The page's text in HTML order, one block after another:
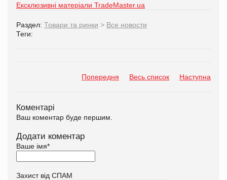
Ексклюзивні матеріали TradeMaster.ua
Раздел: Товари та ринки > Все новости
Теги:
Попередня Весь список Наступна
Коментарі
Ваш коментар буде першим.
Додати коментар
Ваше імя*
Захист від СПАМ